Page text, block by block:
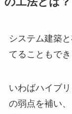
システム建築
てることもでき
いわばハイブ
の弱点を補い